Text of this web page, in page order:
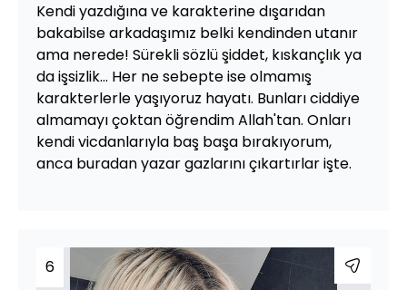
Kendi yazdığına ve karakterine dışarıdan
bakabilse arkadaşımız belki kendinden utanır
ama nerede! Sürekli sözlü şiddet, kıskançlık ya
da işsizlik... Her ne sebepte ise olmamış
karakterlerle yaşıyoruz hayatı. Bunları ciddiye
almamayı çoktan öğrendim Allah'tan. Onları
kendi vicdanlarıyla baş başa bırakıyorum,
anca buradan yazar gazlarını çıkartırlar işte.
6